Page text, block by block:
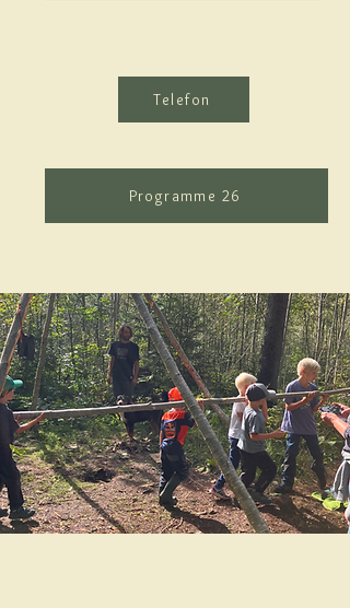
Telefon
Programme 26